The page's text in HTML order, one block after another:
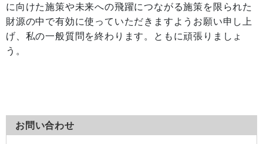
に向けた施策や未来への飛躍につながる施策を限られた
財源の中で有効に使っていただきますようお願い申し上
げ、私の一般質問を終わります。ともに頑張りましょ
う。
お問い合わせ